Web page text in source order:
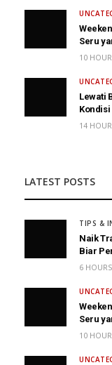
Seru
10
Lewati
14
LATEST POSTS
TIPS &
Naik
Biar
6
Seru
10